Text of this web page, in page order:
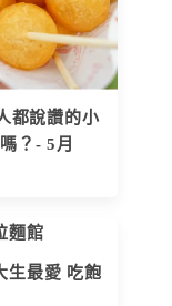
都說讚的小
？- 5月
生最愛 吃飽